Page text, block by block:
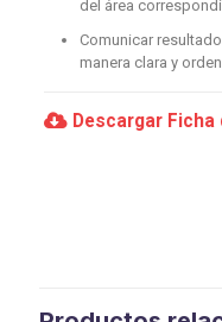
del área
Comunicar
manera clara y
Descargar Ficha